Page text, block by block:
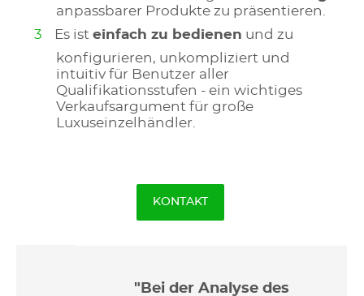
anpassbarer Produkte zu präsentieren.
Es ist einfach zu bedienen und zu
konfigurieren, unkompliziert und
intuitiv für Benutzer aller
Qualifikationsstufen - ein wichtiges
Verkaufsargument für große
Luxuseinzelhändler.
KONTAKT
"Bei der Analyse des